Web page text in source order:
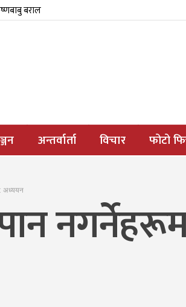
बराल
अन्तर्वार्ता विचार फोटो
: अध्ययन